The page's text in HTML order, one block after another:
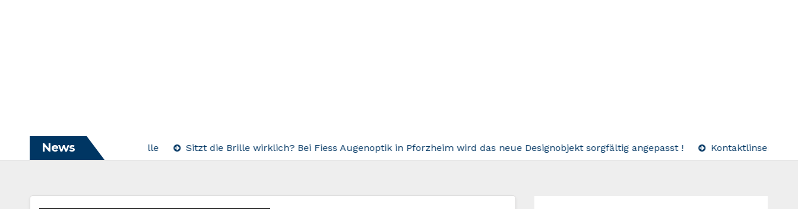
News
die perfekte Sonnenbrille Sitzt die Brille wirklich? Bei Fiess Augenoptik in Pforzheim wird das neue Designobjekt sorgfältig angepasst ! Kontaktlinsen nach